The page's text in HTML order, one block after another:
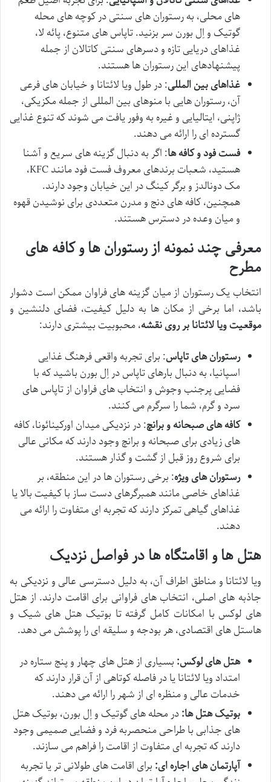
های محلی، به رستوران های سنتی در کوچه های محله
گوتیک و اِل بورن سر بزنید. تاپاس های متنوع، پائه لا،
غذاهای دریایی تازه و دسرهای سنتی کاتالان از جمله
پیشنهادهای این رستوران ها هستند.
غذاهای بین المللی: در طول ویا لائتانا و خیابان های فرعی
آن، رستوران هایی با منوهای بین المللی از جمله مکزیکی،
ژاپنی، ایتالیایی و غیره به وفور یافت می شوند که تنوع غذایی
گسترده ای را ارائه می دهند.
فست فود و کافه ها: اگر به دنبال گزینه های سریع و آشنا
هستید، شعبات برندهای معروف فست فود مانند KFC،
مک دونالدز و برگر کینگ در این خیابان وجود دارند.
همچنین، کافه های دنج و مدرن متعددی برای نوشیدن قهوه
و میان وعده در دسترس هستند.
معرفی چند نمونه از رستوران ها و کافه های
مطرح
انتخاب یک رستوران از میان گزینه های فراوان ممکن است دشوار
باشد، اما برخی از مکان ها به دلیل کیفیت، فضای دلنشین و
موقعیت ویا لائتانا بر روی نقشه، محبوبیت بیشتری دارند:
رستوران های تاپاس: برای تجربه واقعی فرهنگ غذایی
اسپانیا، به دنبال بارهای تاپاس در اِل بورن باشید که با
فضایی پرجنب وجوش و انتخاب های فراوان از تاپاس های
سرد و گرم، شما را سرگرم می کنند.
کافه های صبحانه و برانچ: در نزدیکی میدان اورکینائونا، کافه
های زیادی برای صبحانه و برانچ وجود دارند که مکانی عالی
برای شروع روز قبل از گشت و گذار هستند.
رستوران های ویژه: برخی رستوران ها در این منطقه، بر
غذاهای خاصی مانند همبرگرهای دست ساز با کیفیت بالا یا
غذاهای گیاهی تمرکز دارند که تجربه ای متفاوت را ارائه می
دهند.
هتل ها و اقامتگاه ها در فواصل نزدیک
ویا لائتانا و مناطق اطراف آن، به دلیل دسترسی عالی و نزدیکی به
جاذبه های اصلی، انتخاب های فراوانی برای اقامت دارند. از هتل
های لوکس با امکانات کامل گرفته تا بوتیک هتل های شیک و
هاستل های اقتصادی، هر بودجه و سلیقه ای را پوشش می دهد.
هتل های لوکس: بسیاری از هتل های چهار و پنج ستاره در
امتداد ویا لائتانا یا در فاصله کوتاهی از آن قرار دارند که
خدمات عالی و منظره ای از شهر را ارائه می دهند.
بوتیک هتل ها:در محله های گوتیک و اِل بورن، بوتیک هتل
های جذابی با طراحی منحصربه فرد و فضایی صمیمی وجود
دارند که تجربه ای متفاوت از اقامت را فراهم می سازند.
آپارتمان های اجاره ای: برای اقامت های طولانی تر یا تجربه